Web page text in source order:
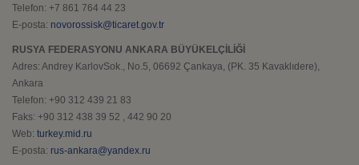
Telefon: +7 861 764 44 23
E-posta: novorossisk@ticaret.gov.tr
RUSYA FEDERASYONU ANKARA BÜYÜKELÇİLİĞİ
Adres: Andrey KarlovSok., No.5, 06692 Çankaya, (PK. 35 Kavaklıdere),
Ankara
Telefon: +90 312 439 21 83
Faks: +90 312 438 39 52 , 442 90 20
Web: turkey.mid.ru
E-posta: rus-ankara@yandex.ru